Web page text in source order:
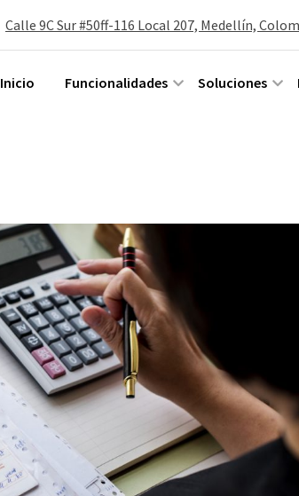
Calle 9C Sur #50ff-116 Local 207, Medellín,
Inicio Funcionalidades Soluciones